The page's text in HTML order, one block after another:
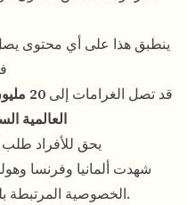
ينطبق هذا على أي محتوى يصل
قد تصل الغرامات إلى
العالمية
يحق للأفراد
شهدت ألمانيا وفرنسا
الخصوصية المرتبطة بلوحات الترخيص في محتوى الفيديو.